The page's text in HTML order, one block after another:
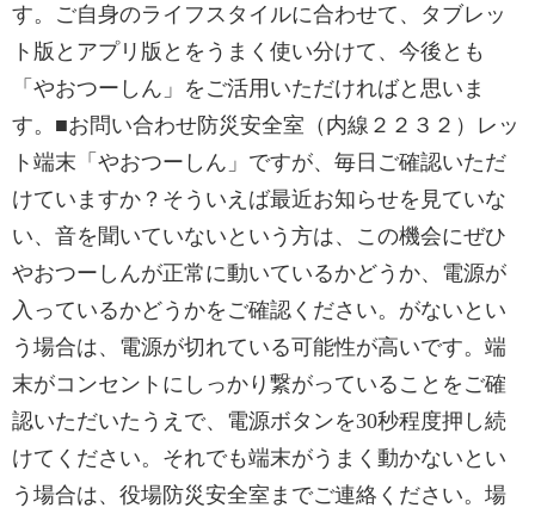
す。ご自身のライフスタイルに合わせて、タブレッ
ト版とアプリ版とをうまく使い分けて、今後とも
「やおつーしん」をご活用いただければと思いま
す。■お問い合わせ防災安全室（内線２２３２）レッ
ト端末「やおつーしん」ですが、毎日ご確認いただ
けていますか？そういえば最近お知らせを見ていな
い、音を聞いていないという方は、この機会にぜひ
やおつーしんが正常に動いているかどうか、電源が
入っているかどうかをご確認ください。がないとい
う場合は、電源が切れている可能性が高いです。端
末がコンセントにしっかり繋がっていることをご確
認いただいたうえで、電源ボタンを30秒程度押し続
けてください。それでも端末がうまく動かないとい
う場合は、役場防災安全室までご連絡ください。場